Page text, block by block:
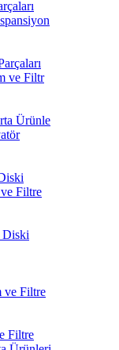
ve Filtr
Ürünle
Filtre
Diski
ve Filtre
Filtre